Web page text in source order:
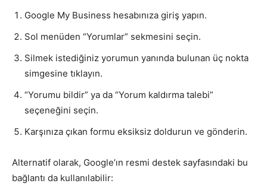
Google My Business hesabınıza giriş yapın.
Sol menüden “Yorumlar” sekmesini seçin.
Silmek istediğiniz yorumun yanında bulunan üç nokta
simgesine tıklayın.
“Yorumu bildir” ya da “Yorum kaldırma talebi”
seçeneğini seçin.
Karşınıza çıkan formu eksiksiz doldurun ve gönderin.
Alternatif olarak, Google’ın resmi destek sayfasındaki bu
bağlantı da kullanılabilir: